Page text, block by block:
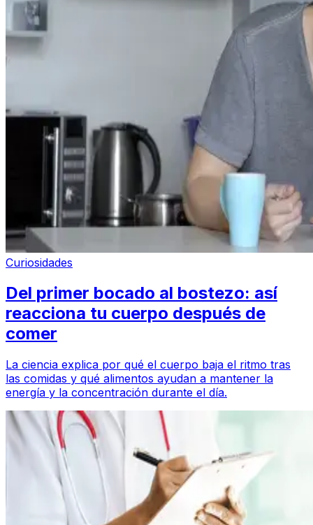
Curiosidades
Del primer bocado al bostezo: así
reacciona tu cuerpo después de
comer
La ciencia explica por qué el cuerpo baja el ritmo tras
las comidas y qué alimentos ayudan a mantener la
energía y la concentración durante el día.